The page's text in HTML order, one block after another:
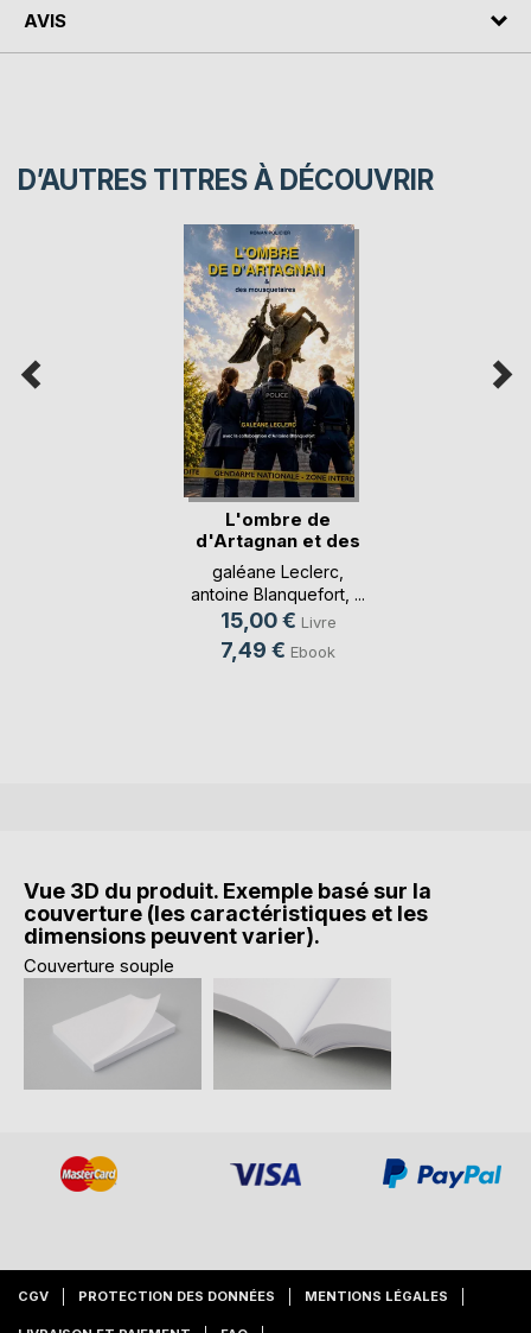
AVIS
D’AUTRES TITRES À DÉCOUVRIR
L'ombre de
d'Artagnan et des
mousq(...)
galéane Leclerc
antoine Blanquefort , ...
15,00 € Livre
7,49 € Ebook
Vue 3D du produit. Exemple basé sur la
couverture (les caractéristiques et les
dimensions peuvent varier).
Couverture souple
CGV PROTECTION DES DONNÉES MENTIONS LÉGALES